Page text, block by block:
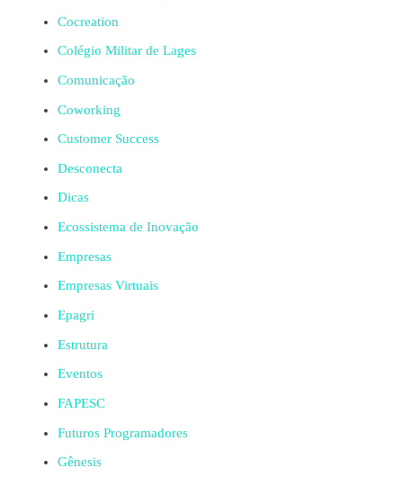
Cocreation
Colégio Militar de Lages
Comunicação
Coworking
Customer Success
Desconecta
Dicas
Ecossistema de Inovação
Empresas
Empresas Virtuais
Epagri
Estrutura
Eventos
FAPESC
Futuros Programadores
Gênesis